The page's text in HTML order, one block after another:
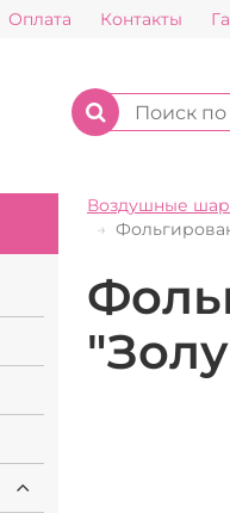
Оплата Контакты
Воздушные